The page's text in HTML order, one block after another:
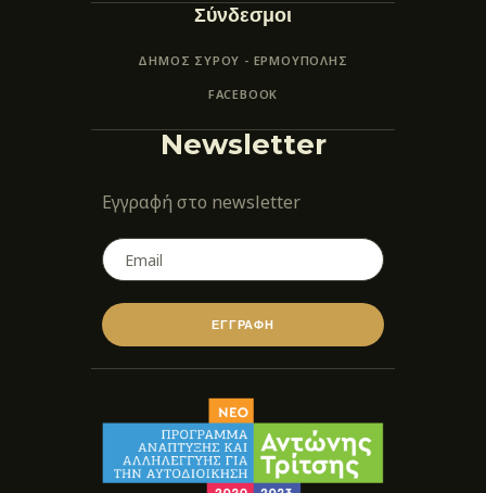
Σύνδεσμοι
ΔΗΜΟΣ ΣΥΡΟΥ - ΕΡΜΟΎΠΟΛΗΣ
FACEBOOK
Newsletter
Εγγραφή στο newsletter
ΕΓΓΡΑΦΗ